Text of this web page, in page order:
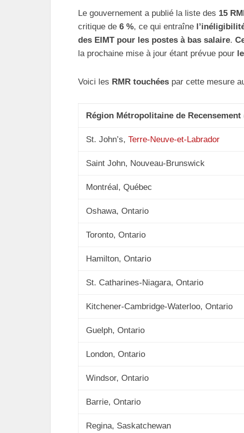
Le gouvernement a publié la liste des 15
critique de 6 %, ce qui entraîne
des EIMT pour les postes à bas salaire.
la prochaine mise à jour étant prévue pour
Voici les RMR touchées par cette mesure
Région Métropolitaine de Recensement
St. John’s, Terre-Neuve-et-Labrador
Saint John, Nouveau-Brunswick
Montréal, Québec
Oshawa, Ontario
Toronto, Ontario
Hamilton, Ontario
St. Catharines-Niagara, Ontario
Kitchener-Cambridge-Waterloo, Ontario
Guelph, Ontario
London, Ontario
Windsor, Ontario
Barrie, Ontario
Regina, Saskatchewan